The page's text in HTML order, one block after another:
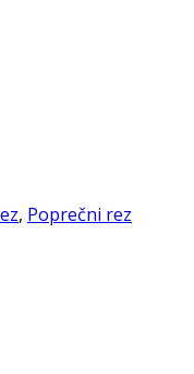
, Poprečni rez